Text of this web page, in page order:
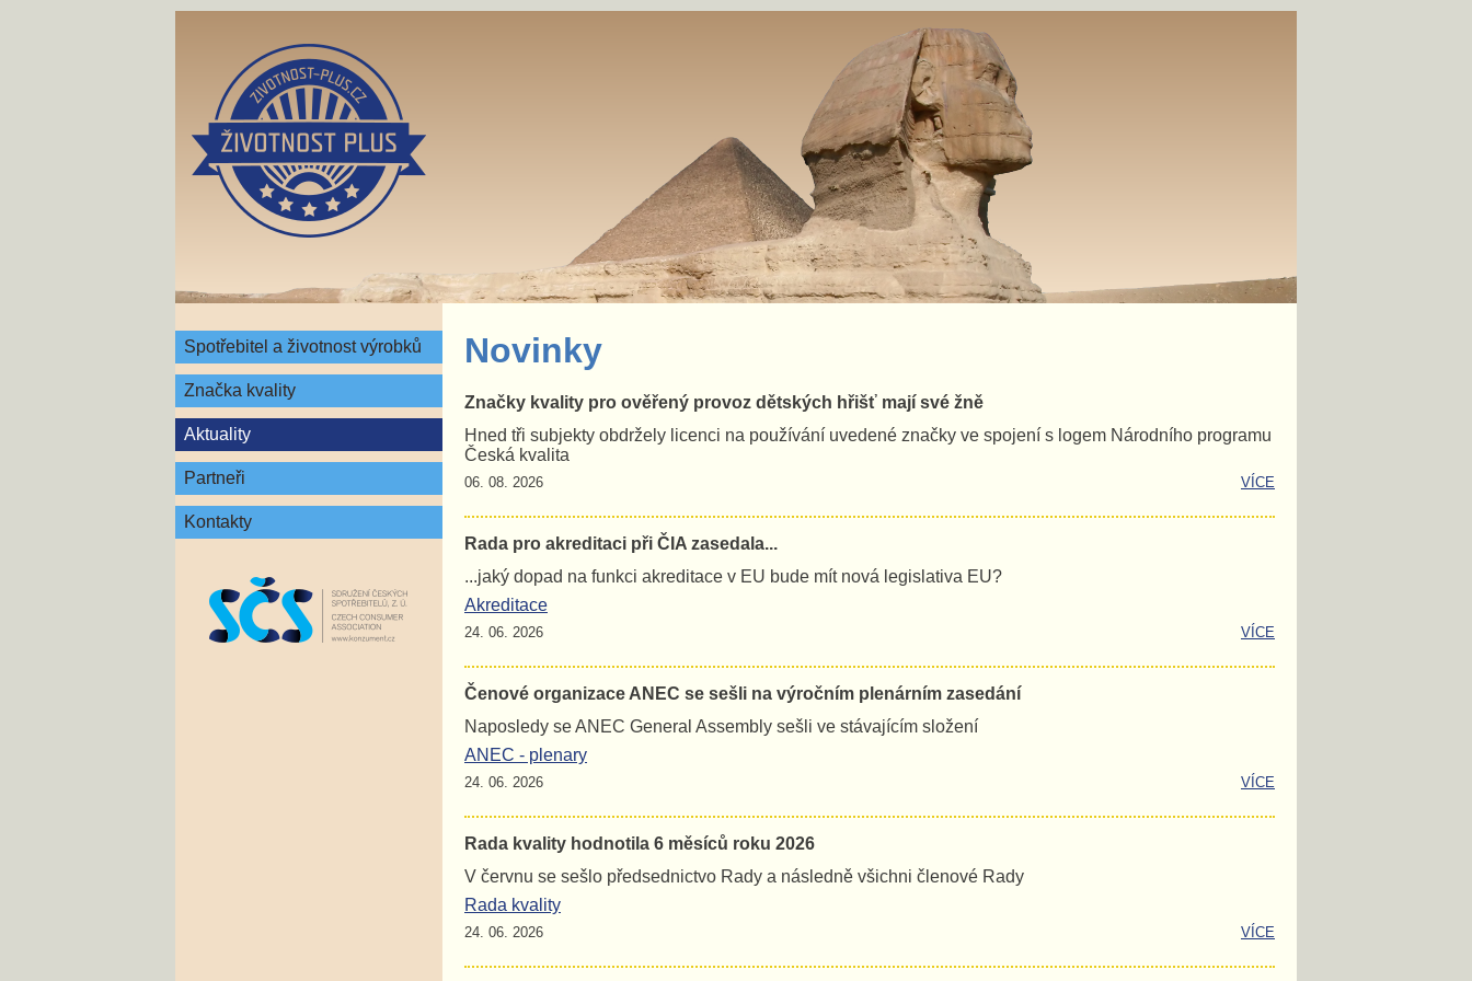
Spotřebitel a životnost výrobků
Značka kvality
Aktuality
Partneři
Kontakty
Novinky
Značky kvality pro ověřený provoz dětských hřišť mají své žně
Hned tři subjekty obdržely licenci na používání uvedené značky ve spojení s logem Národního programu
Česká kvalita
VÍCE
06. 08. 2026
Rada pro akreditaci při ČIA zasedala...
...jaký dopad na funkci akreditace v EU bude mít nová legislativa EU?
Akreditace
VÍCE
24. 06. 2026
Čenové organizace ANEC se sešli na výročním plenárním zasedání
Naposledy se ANEC General Assembly sešli ve stávajícím složení
ANEC - plenary
VÍCE
24. 06. 2026
Rada kvality hodnotila 6 měsíců roku 2026
V červnu se sešlo předsednictvo Rady a následně všichni členové Rady
Rada kvality
VÍCE
24. 06. 2026